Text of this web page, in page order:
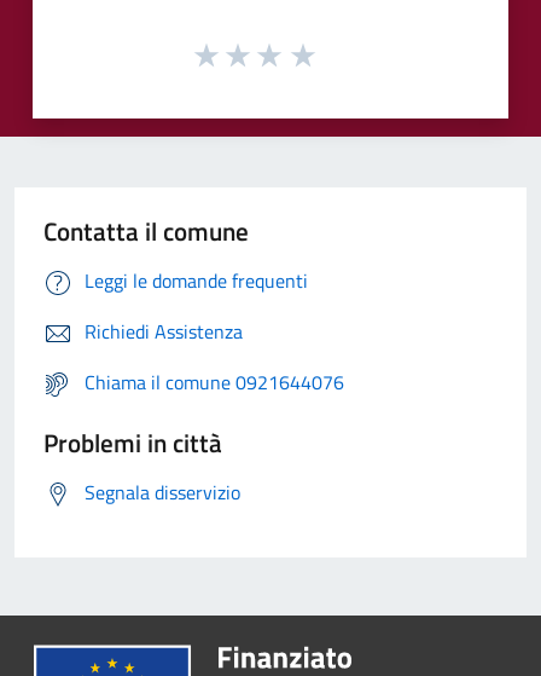
Contatta il comune
Leggi le domande frequenti
Richiedi Assistenza
Chiama il comune 0921644076
Problemi in città
Segnala disservizio